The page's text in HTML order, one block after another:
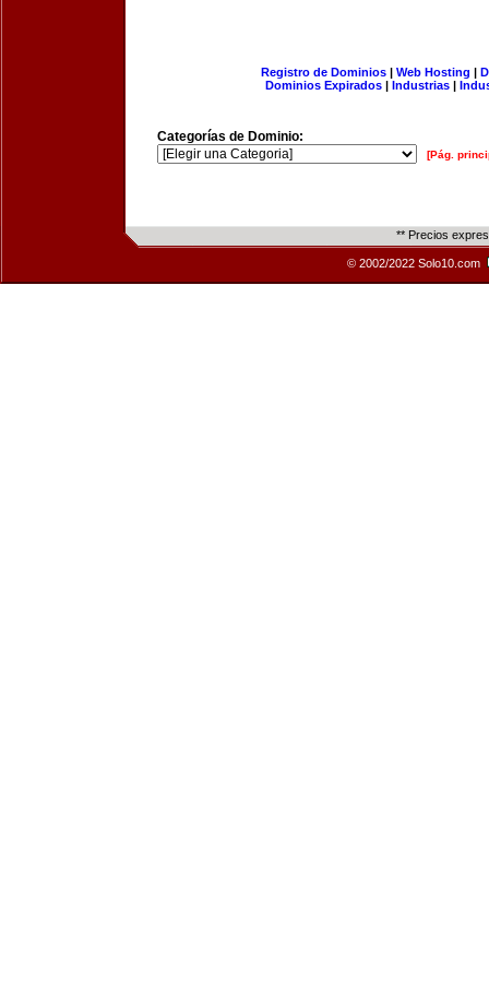
Registro de Dominios| Web Hosting |
Dominios Expirados | Industrias |
Categorías de Dominio:
[Pág.
** Precios
© 2002/2022 Solo10.com